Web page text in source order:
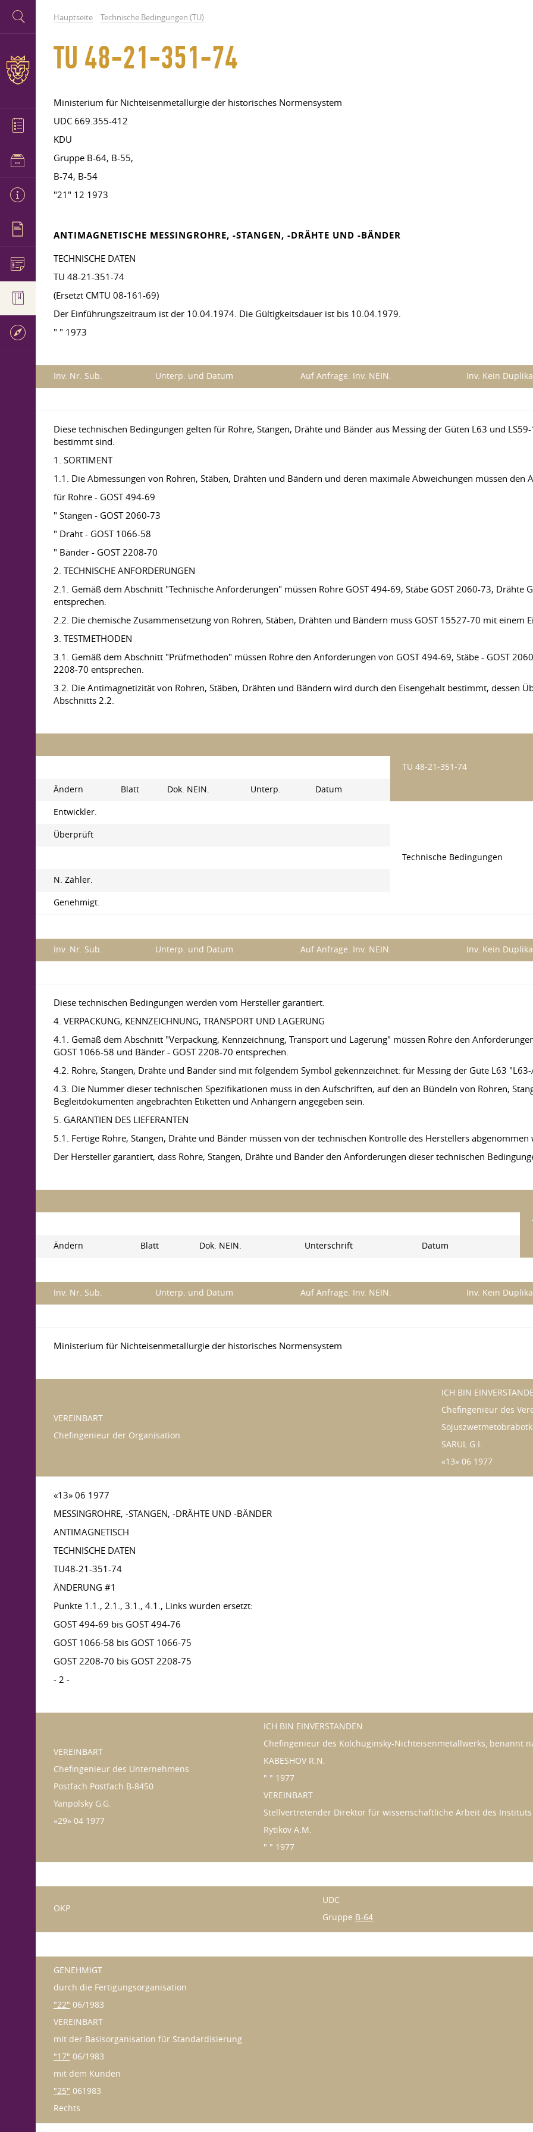
Hauptseite Technische Bedingungen (TU)
TU 48-21-351-74
Ministerium für Nichteisenmetallurgie der historisches Normensystem
UDC 669.355-412
KDU
Gruppe B-64, B-55,
B-74, B-54
"21" 12 1973
ANTIMAGNETISCHE MESSINGROHRE, -STANGEN, -DRÄHTE UND -BÄNDER
TECHNISCHE DATEN
TU 48-21-351-74
(Ersetzt CMTU 08-161-69)
Der Einführungszeitraum ist der 10.04.1974. Die Gültigkeitsdauer ist bis 10.04.1979.
" " 1973
Inv. Nr. Sub. Unterp. und Datum Auf Anfrage. Inv. NEIN. Inv. Kein
Diese technischen Bedingungen gelten für Rohre, Stangen, Drähte und Bänder aus Messing der Güten L63 und
bestimmt sind.
1. SORTIMENT
1.1. Die Abmessungen von Rohren, Stäben, Drähten und Bändern und deren maximale Abweichungen müssen den
für Rohre - GOST 494-69
" Stangen - GOST 2060-73
" Draht - GOST 1066-58
" Bänder - GOST 2208-70
2. TECHNISCHE ANFORDERUNGEN
2.1. Gemäß dem Abschnitt "Technische Anforderungen" müssen Rohre GOST 494-69, Stäbe GOST 2060-73, Drähte
entsprechen.
2.2. Die chemische Zusammensetzung von Rohren, Stäben, Drähten und Bändern muss GOST 15527-70 mit einem
3. TESTMETHODEN
3.1. Gemäß dem Abschnitt "Prüfmethoden" müssen Rohre den Anforderungen von GOST 494-69, Stäbe - GOST
2208-70 entsprechen.
3.2. Die Antimagnetizität von Rohren, Stäben, Drähten und Bändern wird durch den Eisengehalt bestimmt, dessen
Abschnitts 2.2.
TU 48-21-351-74
Ändern Blatt Dok. NEIN. Unterp. Datum
Entwickler.
Technische Bedingungen
Überprüft
N. Zähler.
Genehmigt.
Inv. Nr. Sub. Unterp. und Datum Auf Anfrage. Inv. NEIN. Inv. Kein
Diese technischen Bedingungen werden vom Hersteller garantiert.
4. VERPACKUNG, KENNZEICHNUNG, TRANSPORT UND LAGERUNG
4.1. Gemäß dem Abschnitt "Verpackung, Kennzeichnung, Transport und Lagerung" müssen Rohre den
GOST 1066-58 und Bänder - GOST 2208-70 entsprechen.
4.2. Rohre, Stangen, Drähte und Bänder sind mit folgendem Symbol gekennzeichnet: für Messing der Güte L63
4.3. Die Nummer dieser technischen Spezifikationen muss in den Aufschriften, auf den an Bündeln von Rohren,
Begleitdokumenten angebrachten Etiketten und Anhängern angegeben sein.
5. GARANTIEN DES LIEFERANTEN
5.1. Fertige Rohre, Stangen, Drähte und Bänder müssen von der technischen Kontrolle des Herstellers abgenommen
Der Hersteller garantiert, dass Rohre, Stangen, Drähte und Bänder den Anforderungen dieser technischen
Ändern
Blatt Dok. NEIN. Unterschrift Datum
Inv. Nr. Sub. Unterp. und Datum Auf Anfrage. Inv. NEIN. Inv. Kein
Ministerium für Nichteisenmetallurgie der historisches Normensystem
VEREINBART
Chefingenieur der Organisation
ICH BIN
Chefingenieur des
SARUL G.I.
«13» 06 1977
«13» 06 1977
MESSINGROHRE, -STANGEN, -DRÄHTE UND -BÄNDER
ANTIMAGNETISCH
TECHNISCHE DATEN
TU48-21-351-74
ÄNDERUNG #1
Punkte 1.1., 2.1., 3.1., 4.1., Links wurden ersetzt:
GOST 494-69 bis GOST 494-76
GOST 1066-58 bis GOST 1066-75
GOST 2208-70 bis GOST 2208-75
- 2 -
VEREINBART
Chefingenieur des Unternehmens
Postfach Postfach B-8450
Yanpolsky G.G.
«29» 04 1977
ICH BIN EINVERSTANDEN
Chefingenieur des Kolchuginsky-Nichteisenmetallwerks, benannt
KABESHOV R.N.
" " 1977
VEREINBART
Stellvertretender Direktor für wissenschaftliche Arbeit des
Rytikov A.M.
" " 1977
OKP
UDC
Gruppe B-64
GENEHMIGT
durch die Fertigungsorganisation
"22" 06/1983
VEREINBART
mit der Basisorganisation für Standardisierung
"17" 06/1983
mit dem Kunden
"25" 061983
Rechts